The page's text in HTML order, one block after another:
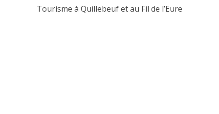
Tourisme à Quillebeuf et au Fil de l’Eure